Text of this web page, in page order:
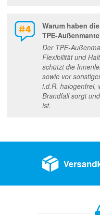
Warum haben
TPE-
Der TPE-
Flexibilität und
schützt die
sowie vor
i.d.R. halogenfrei,
Brandfall sorgt
ist.